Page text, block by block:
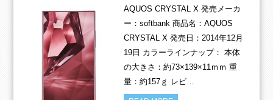
AQUOS CRYSTAL X 発売メーカ
ー：softbank 商品名：AQUOS
CRYSTAL X 発売日：2014年12月
19日 カラーラインナップ： 本体
の大きさ：約73×139×11ｍｍ 重
量：約157ｇ レビ…